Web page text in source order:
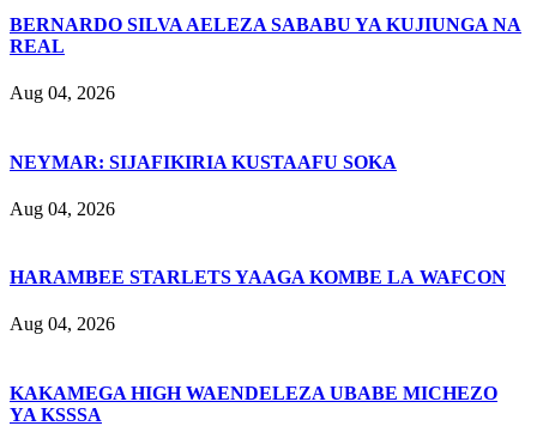
BERNARDO SILVA AELEZA SABABU YA KUJIUNGA NA
REAL
Aug 04, 2026
NEYMAR: SIJAFIKIRIA KUSTAAFU SOKA
Aug 04, 2026
HARAMBEE STARLETS YAAGA KOMBE LA WAFCON
Aug 04, 2026
KAKAMEGA HIGH WAENDELEZA UBABE MICHEZO
YA KSSSA